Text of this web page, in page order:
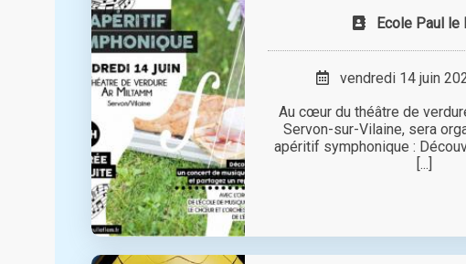
Ecole Paul le
vendredi 14 juin
Au cœur du théâtre de
Servon-sur-Vilaine, sera
apéritif symphonique :
[...]